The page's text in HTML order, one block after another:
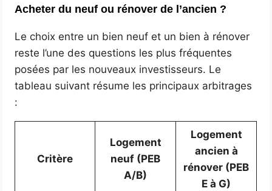
Acheter du neuf ou rénover de l’ancien ?
Le choix entre un bien neuf et un bien à rénover
reste l’une des questions les plus fréquentes
posées par les nouveaux investisseurs. Le
tableau suivant résume les principaux arbitrages
:
Critère
Logement
neuf (PEB
A/B)
Logement
ancien à
rénover (PEB
E à G)